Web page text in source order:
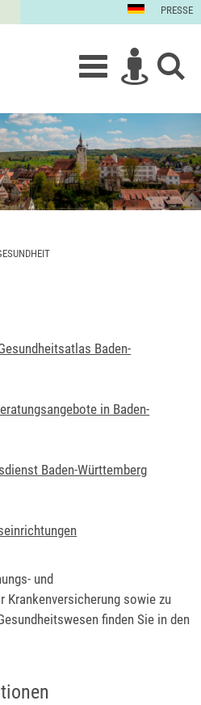
PRESSE
Baden-
in Baden-
Baden-Württemberg
und
Krankenversicherung sowie zu
finden Sie in den